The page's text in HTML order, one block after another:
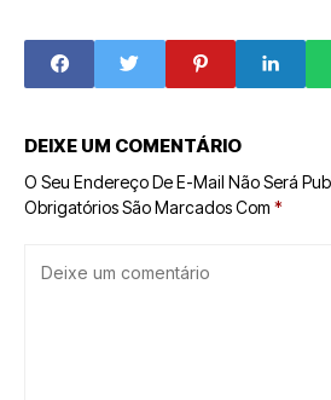
DEIXE UM COMENTÁRIO
O Seu Endereço De E-Mail Não Será
Obrigatórios São Marcados Com *